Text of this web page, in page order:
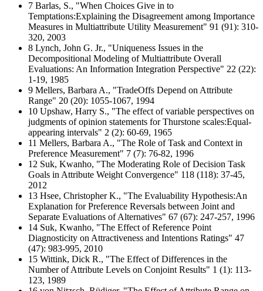
7 Barlas, S., "When Choices Give in to
Temptations:Explaining the Disagreement among Importance
Measures in Multiattribute Utility Measurement" 91 (91): 310-
320, 2003
8 Lynch, John G. Jr., "Uniqueness Issues in the
Decompositional Modeling of Multiattribute Overall
Evaluations: An Information Integration Perspective" 22 (22):
1-19, 1985
9 Mellers, Barbara A., "TradeOffs Depend on Attribute
Range" 20 (20): 1055-1067, 1994
10 Upshaw, Harry S., "The effect of variable perspectives on
judgments of opinion statements for Thurstone scales:Equal-
appearing intervals" 2 (2): 60-69, 1965
11 Mellers, Barbara A., "The Role of Task and Context in
Preference Measurement" 7 (7): 76-82, 1996
12 Suk, Kwanho, "The Moderating Role of Decision Task
Goals in Attribute Weight Convergence" 118 (118): 37-45,
2012
13 Hsee, Christopher K., "The Evaluability Hypothesis:An
Explanation for Preference Reversals between Joint and
Separate Evaluations of Alternatives" 67 (67): 247-257, 1996
14 Suk, Kwanho, "The Effect of Reference Point
Diagnosticity on Attractiveness and Intentions Ratings" 47
(47): 983-995, 2010
15 Wittink, Dick R., "The Effect of Differences in the
Number of Attribute Levels on Conjoint Results" 1 (1): 113-
123, 1989